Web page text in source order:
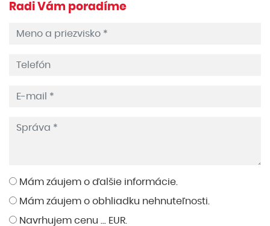
Radi Vám poradíme
Mám záujem o ďalšie informácie.
Mám záujem o obhliadku nehnuteľnosti.
Navrhujem cenu ... EUR.